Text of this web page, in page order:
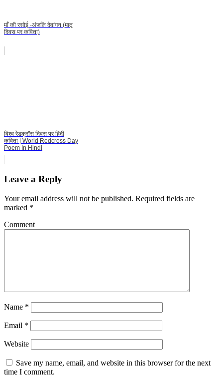
माँ की रसोई -अंजलि देवांगन (मातृ
दिवस पर कविता)
विश्व रेडक्रॉस दिवस पर हिंदी
कविता | World Redcross Day
Poem In Hindi
Leave a Reply
Your email address will not be published. Required fields are
marked *
Comment
Name *
Email *
Website
Save my name, email, and website in this browser for the next
time I comment.